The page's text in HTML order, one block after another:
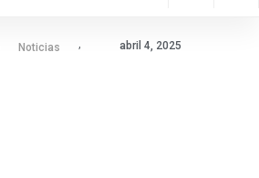
,
Noticias abril 4, 2025